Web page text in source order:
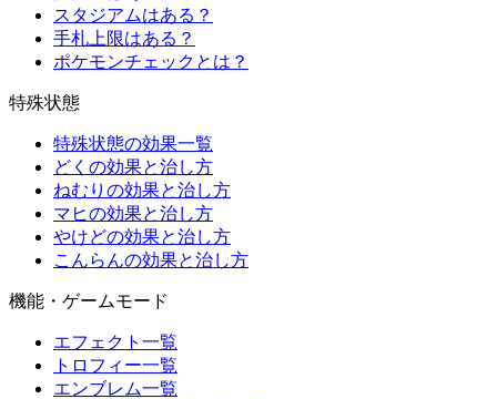
スタジアムはある？
手札上限はある？
ポケモンチェックとは？
特殊状態
特殊状態の効果一覧
どくの効果と治し方
ねむりの効果と治し方
マヒの効果と治し方
やけどの効果と治し方
こんらんの効果と治し方
機能・ゲームモード
エフェクト一覧
トロフィー一覧
エンブレム一覧